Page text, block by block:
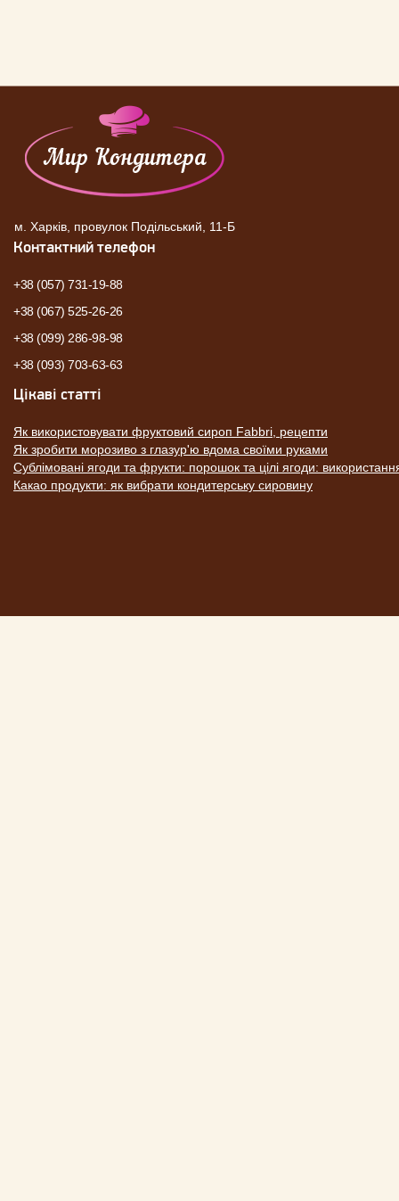
м. Харків, провулок Подільський, 11-Б
Контактний телефон
+38 (057) 731-19-88
+38 (067) 525-26-26
+38 (099) 286-98-98
+38 (093) 703-63-63
Цікаві статті
Як використовувати фруктовий сироп Fabbri, рецепти
Як зробити морозиво з глазур'ю вдома своїми руками
Сублімовані ягоди та фрукти: порошок та цілі ягоди:
Какао продукти: як вибрати кондитерську сировину